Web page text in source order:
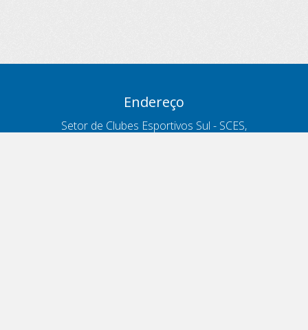
Endereço
Setor de Clubes Esportivos Sul - SCES,